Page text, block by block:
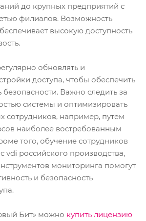
до крупных предприятий с
филиалов. Возможность
высокую доступность
обновлять и
доступа, чтобы обеспечить
Важно следить за
системы и оптимизировать
сотрудников, например, путем
наиболее востребованным
того, обучение сотрудников
vdi российского производства,
мониторинга помогут
и безопасность
Бит» можно купить лицензию